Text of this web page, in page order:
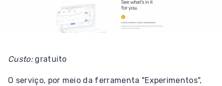
Custo:gratuito
O serviço, por meio da ferramenta "Experimentos",